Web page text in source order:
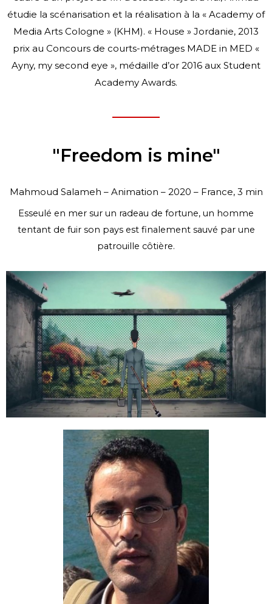
étudie la scénarisation et la réalisation à la « Academy of
Media Arts Cologne » (KHM). « House » Jordanie, 2013
prix au Concours de courts-métrages MADE in MED «
Ayny, my second eye », médaille d’or 2016 aux Student
Academy Awards.
"Freedom is mine"
Mahmoud Salameh – Animation – 2020 – France, 3 min
Esseulé en mer sur un radeau de fortune, un homme
tentant de fuir son pays est finalement sauvé par une
patrouille côtière.